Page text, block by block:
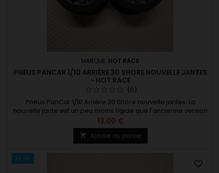
MARQUE: HOT RACE
PNEUS PANCAR 1/10 ARRIÈRE 30 SHORE NOUVELLE JANTES
- HOT RACE
(0)
Pneus PanCar 1/10 Arrière 30 Shore nouvelle jantes. La
nouvelle jante est un peu moins rigide que l'ancienne version
cela permet une meilleure motricité du train arrière. Pour
asphalte et moquette. Fixation par 4 vis M3x8 Existe en
plusieurs dureté. infos nouvelle jante
13,00 €
 Ajouter au panier
32 SH
favorite_border